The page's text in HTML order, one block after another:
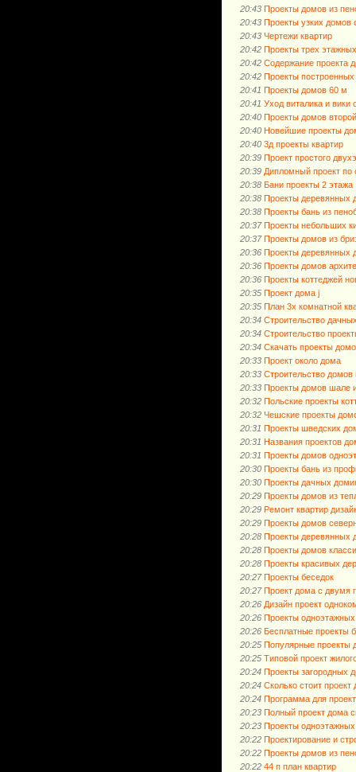
20:43 Проекты домов из
20:43 Проекты узких домов
20:43 Чертежи квартир
20:42 Проекты трех
20:42 Содержание проекта
20:42 Проекты
20:41 Проекты домов 60 м
20:41 Уход виталика и вики
20:40 Проекты домов
20:40 Новейшие проекты
20:40 3д проекты квартир
20:39 Проект простого
20:39 Дипломный проект по
20:38 Бани проекты 2 этажа
20:38 Проекты деревянных
20:38 Проекты бань из
20:37 Проекты небольших
20:37 Проекты домов из
20:36 Проекты деревянных
20:36 Проекты домов
20:36 Проекты коттеджей
20:35 Проект дома j
20:35 План 3х комнатной
20:34 Строительство
20:34 Строительство
20:34 Скачать проекты
20:33 Проект около дома
20:33 Строительство домов
20:33 Проекты домов шале
20:32 Польские проекты
20:32 Чешские проекты
20:31 Проекты шведских
20:31 Названия проектов
20:31 Проекты домов
20:30 Проекты бань из
20:30 Проекты дачных
20:29 Проекты домов из
20:29 Ремонт квартир
20:29 Проекты домов
20:28 Проекты деревянных
20:28 Проекты домов
20:28 Проекты красивых
20:27 Проекты беседок
20:27 Проект дома с двумя
20:26 Дизайн проект
20:26 Проекты
20:26 Бесплатные проекты
20:25 Популярные проекты
20:25 Типовой проект
20:24 Проекты загородных
20:24 Сколько стоит проект
20:24 Программа для
20:23 Полный проект дома
20:23 Проекты
20:22 Проектирование и
20:22 Проекты домов из
20:22 44 п план квартир